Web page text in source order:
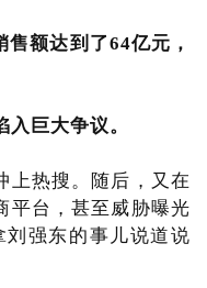
额达到了64亿元，
巨大争议。
上热搜。随后，又在
平台，甚至威胁曝光
强东的事儿说道说